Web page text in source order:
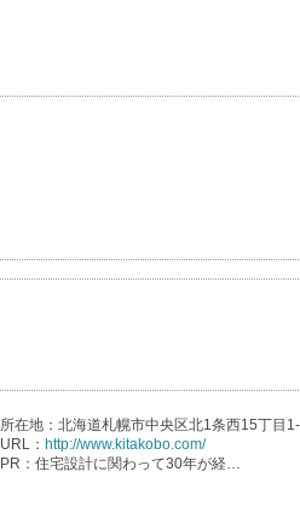
所在地：北海道札幌市中央区北1条西15丁目
URL： http://www.kitakobo.com/
PR：住宅設計に関わって30年が経…